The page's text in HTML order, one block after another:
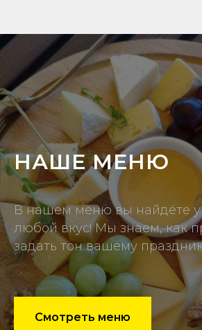
НАШЕ МЕНЮ
В нашем меню вы найдёте
любой вкус! Мы знаем, как
задать тон вашему
Смотреть меню